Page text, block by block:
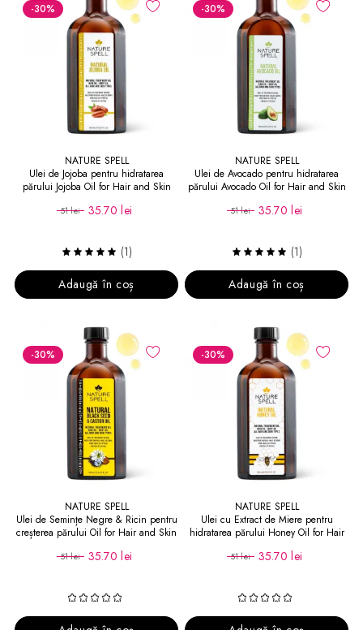
-30%
NATURE SPELL
Ulei de Jojoba pentru hidratarea
părului Jojoba Oil for Hair and Skin
51 lei 35.70 lei
(1)
Adaugă în coș
-30%
NATURE SPELL
Ulei de Avocado pentru hidratarea
părului Avocado Oil for Hair and Skin
51 lei 35.70 lei
(1)
Adaugă în coș
-30%
NATURE SPELL
Ulei de Semințe Negre & Ricin pentru
creșterea părului Oil for Hair and Skin
51 lei 35.70 lei
-30%
NATURE SPELL
Ulei cu Extract de Miere pentru
hidratarea părului Honey Oil for Hair
51 lei 35.70 lei